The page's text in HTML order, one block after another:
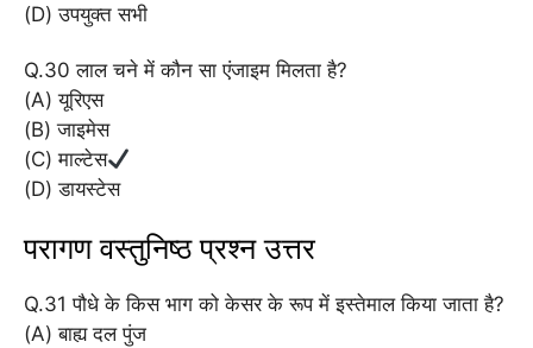
(D) उपयुक्त सभी
Q.30 लाल चने में कौन सा एंजाइम मिलता है?
(A) यूरिएस
(B) जाइमेस
(C) माल्टेस
(D) डायस्टेस
परागण वस्तुनिष्ठ प्रश्न उत्तर
Q.31 पौधे के किस भाग को केसर के रूप में इस्तेमाल किया जाता है?
(A) बाह्य दल पुंज